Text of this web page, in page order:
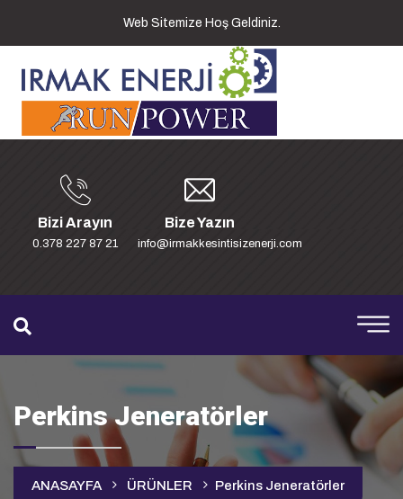
Web Sitemize Hoş Geldiniz.
Bizi Arayın
0.378 227 87 21
Bize Yazın
info@irmakkesintisizenerji.com
Perkins Jeneratörler
ANASAYFA ÜRÜNLER Perkins Jeneratörler